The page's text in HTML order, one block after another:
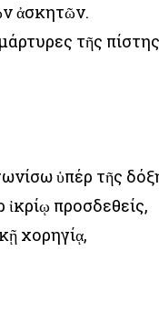
ἀσκητῶν.
τῆς
ὑπέρ τῆς
προσδεθείς,
χορηγίᾳ,